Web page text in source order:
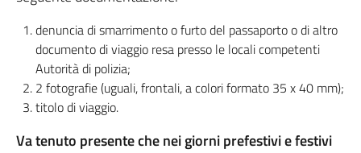
denuncia di smarrimento o furto del passaporto o di altro
documento di viaggio resa presso le locali competenti
Autorità di polizia;
2 fotografie (uguali, frontali, a colori formato 35 x 40 mm);
titolo di viaggio.
Va tenuto presente che nei giorni prefestivi e festivi